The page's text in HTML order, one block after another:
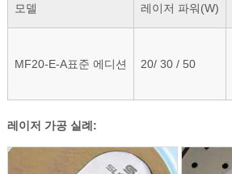
모델 레이저 파워(W)
MF20-E-A표준 에디션 20/ 30 / 50
레이저 가공 실례: